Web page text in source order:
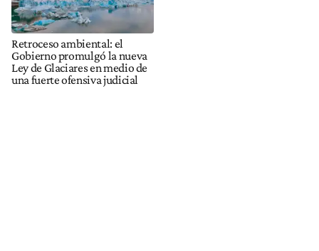
Retroceso ambiental: el
Gobierno promulgó la nueva
Ley de Glaciares en medio de
una fuerte ofensiva judicial